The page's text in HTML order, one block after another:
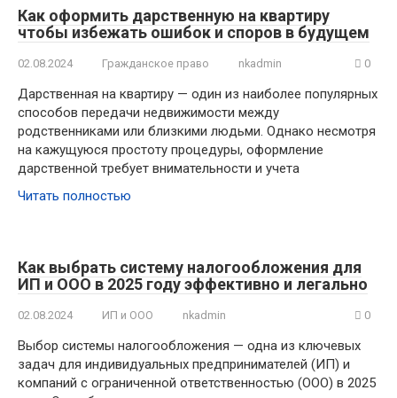
Как оформить дарственную на квартиру
чтобы избежать ошибок и споров в будущем
02.08.2024 Гражданское право nkadmin 0
Дарственная на квартиру — один из наиболее популярных
способов передачи недвижимости между
родственниками или близкими людьми. Однако несмотря
на кажущуюся простоту процедуры, оформление
дарственной требует внимательности и учета
Читать полностью
Как выбрать систему налогообложения для
ИП и ООО в 2025 году эффективно и легально
02.08.2024 ИП и ООО nkadmin 0
Выбор системы налогообложения — одна из ключевых
задач для индивидуальных предпринимателей (ИП) и
компаний с ограниченной ответственностью (ООО) в 2025